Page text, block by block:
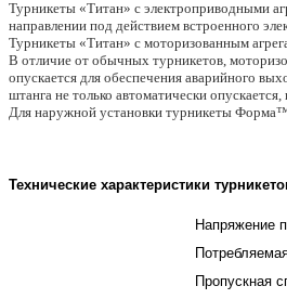
Турникеты «Титан» с электроприводными
направлении под действием встроенного
Турникеты «Титан» с моторизованным
В отличие от обычных турникетов,
опускается для обеспечения аварийного
штанга не только автоматически
Для наружной установки турникеты
Технические характеристики
Напряжение
Пропускная